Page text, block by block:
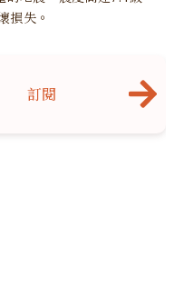
損失。
訂閱